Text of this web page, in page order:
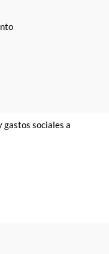
sociales a